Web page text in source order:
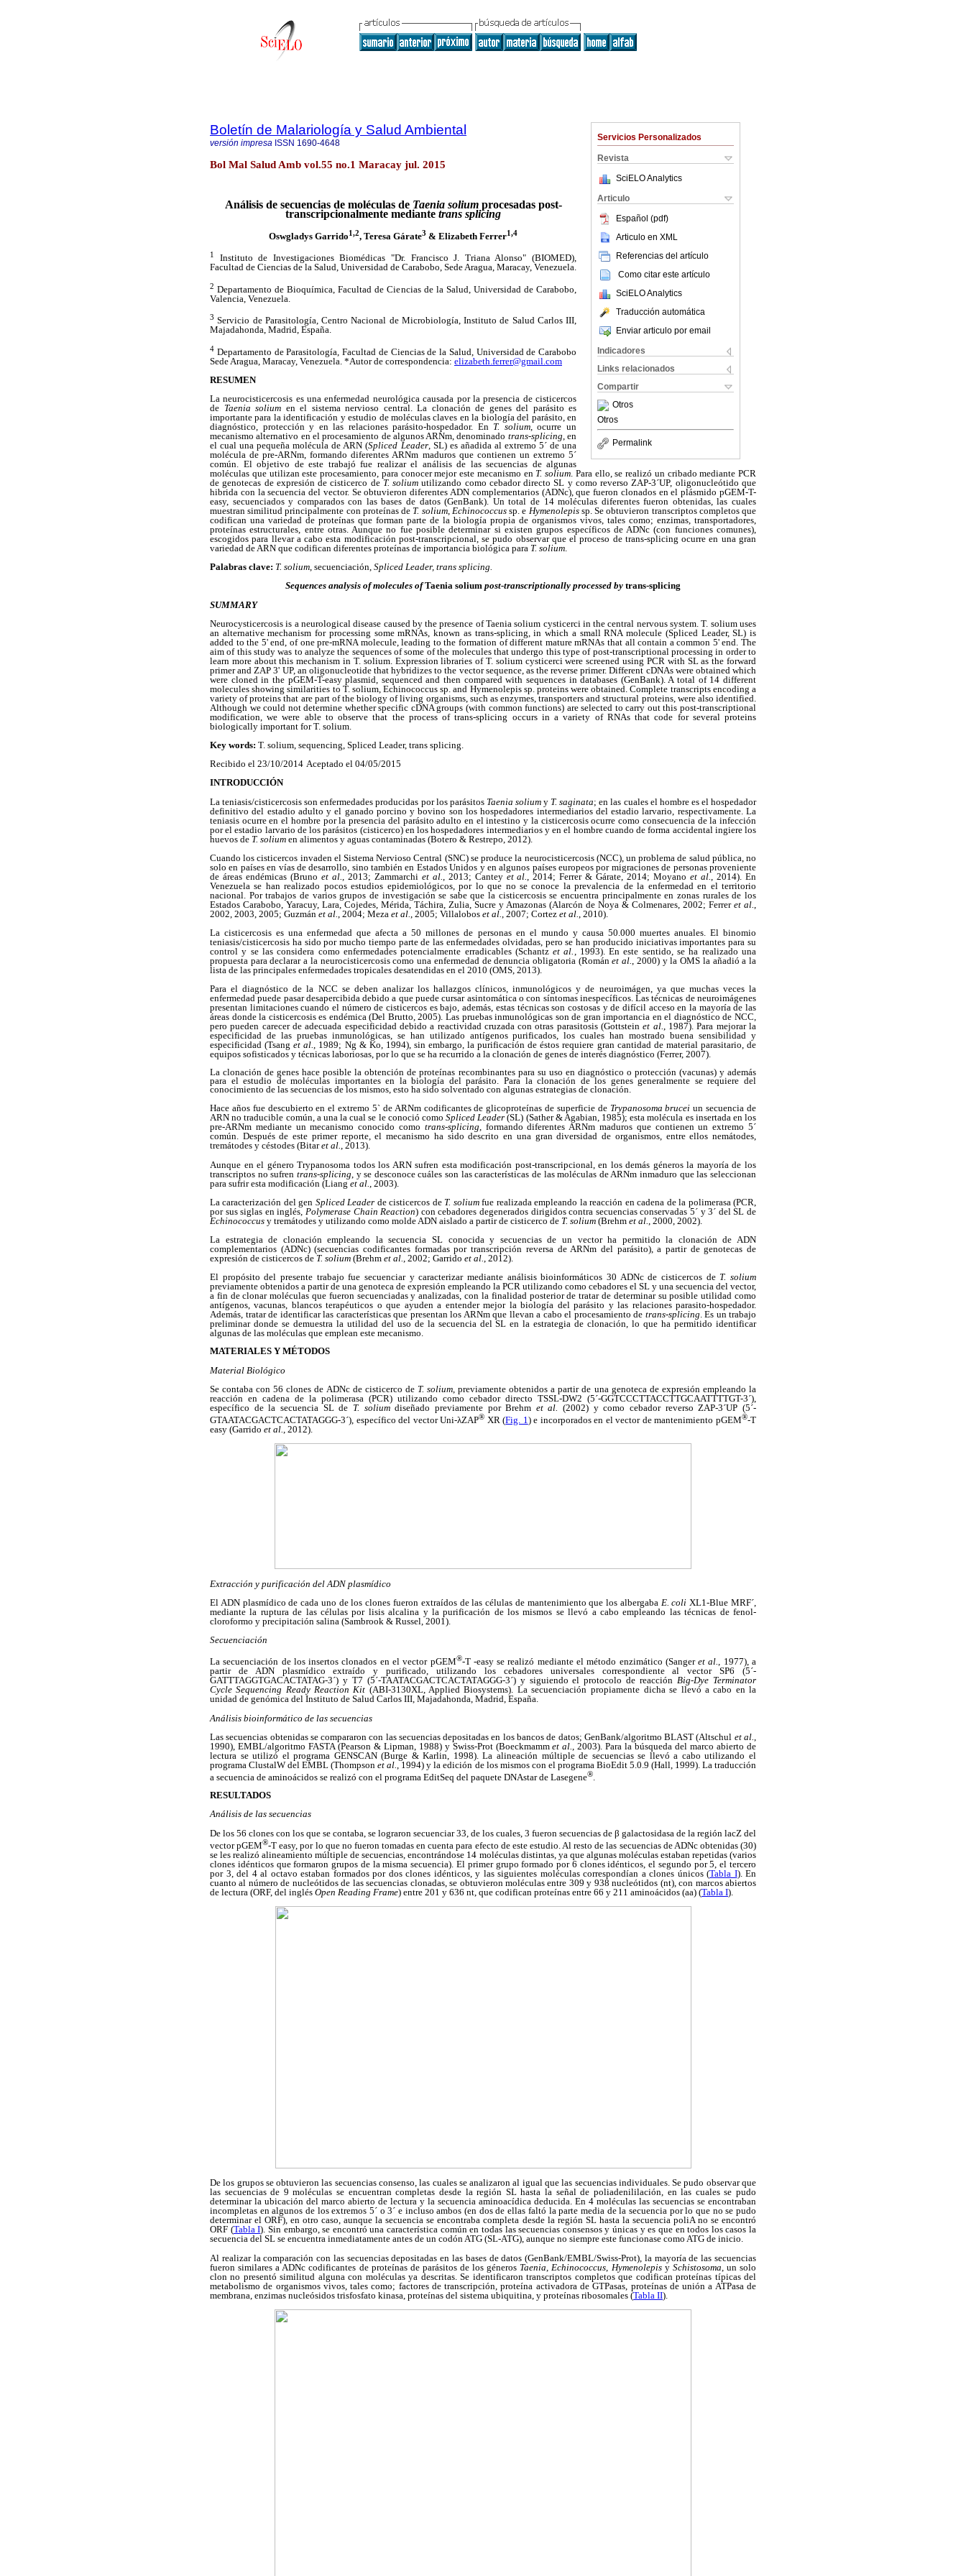
Servicios Personalizados
Revista
SciELO Analytics
Articulo
Español (pdf)
Articulo en XML
Referencias del artículo
Como citar este artículo
SciELO Analytics
Traducción automática
Enviar articulo por email
Indicadores
Links relacionados
Compartir
Otros
Otros
Permalink
Boletín de Malariología y Salud Ambiental
versión impresa ISSN 1690-4648
Bol Mal Salud Amb vol.55 no.1 Maracay jul. 2015
Análisis de secuencias de moléculas de Taenia solium procesadas post-
transcripcionalmente mediante trans splicing
Oswgladys Garrido1,2, Teresa Gárate3 & Elizabeth Ferrer1,4
1
Instituto de Investigaciones Biomédicas "Dr. Francisco J. Triana Alonso" (BIOMED),
Facultad de Ciencias de la Salud, Universidad de Carabobo, Sede Aragua, Maracay, Venezuela.
2 Departamento de Bioquímica, Facultad de Ciencias de la Salud, Universidad de Carabobo,
Valencia, Venezuela.
3 Servicio de Parasitología, Centro Nacional de Microbiología, Instituto de Salud Carlos III,
Majadahonda, Madrid, España.
4 Departamento de Parasitología, Facultad de Ciencias de la Salud, Universidad de Carabobo
Sede Aragua, Maracay, Venezuela. *Autor de correspondencia: elizabeth.ferrer@gmail.com
RESUMEN
La neurocisticercosis es una enfermedad neurológica causada por la presencia de cisticercos
de Taenia solium en el sistema nervioso central. La clonación de genes del parásito es
importante para la identificación y estudio de moléculas claves en la biología del parásito, en
diagnóstico, protección y en las relaciones parásito-hospedador. En T. solium, ocurre un
mecanismo alternativo en el procesamiento de algunos ARNm, denominado trans-splicing, en
el cual una pequeña molécula de ARN (Spliced Leader, SL) es añadida al extremo 5´ de una
molécula de pre-ARNm, formando diferentes ARNm maduros que contienen un extremo 5´
común. El objetivo de este trabajó fue realizar el análisis de las secuencias de algunas
moléculas que utilizan este procesamiento, para conocer mejor este mecanismo en T. solium. Para ello, se realizó un cribado mediante PCR
de genotecas de expresión de cisticerco de T. soliumutilizando como cebador directo SL y como reverso ZAP-3´UP, oligonucleótido que
hibrida con la secuencia del vector. Se obtuvieron diferentes ADN complementarios (ADNc), que fueron clonados en el plásmido pGEM-T-
easy, secuenciados y comparados con las bases de datos (GenBank). Un total de 14 moléculas diferentes fueron obtenidas, las cuales
muestran similitud principalmente con proteínas de T. solium, Echinococcussp. e Hymenolepis sp. Se obtuvieron transcriptos completos que
codifican una variedad de proteínas que forman parte de la biología propia de organismos vivos, tales como; enzimas, transportadores,
proteínas estructurales, entre otras. Aunque no fue posible determinar si existen grupos específicos de ADNc (con funciones comunes),
escogidos para llevar a cabo esta modificación post-transcripcional, se pudo observar que el proceso de trans-splicing ocurre en una gran
variedad de ARN que codifican diferentes proteínas de importancia biológica para T. solium.
Palabras clave: T. solium, secuenciación, Spliced Leader, trans splicing.
Sequences analysis of molecules ofTaenia solium post-transcriptionally processed by trans-splicing
SUMMARY
Neurocysticercosis is a neurological disease caused by the presence of Taenia solium cysticerci in the central nervous system. T. solium uses
an alternative mechanism for processing some mRNAs, known as trans-splicing, in which a small RNA molecule (Spliced Leader, SL) is
added to the 5' end, of one pre-mRNA molecule, leading to the formation of different mature mRNAs that all contain a common 5' end. The
aim of this study was to analyze the sequences of some of the molecules that undergo this type of post-transcriptional processing in order to
learn more about this mechanism in T. solium. Expression libraries of T. solium cysticerci were screened using PCR with SL as the forward
primer and ZAP 3' UP, an oligonucleotide that hybridizes to the vector sequence, as the reverse primer. Different cDNAs were obtained which
were cloned in the pGEM-T-easy plasmid, sequenced and then compared with sequences in databases (GenBank). A total of 14 different
molecules showing similarities to T. solium, Echinococcus sp. and Hymenolepis sp. proteins were obtained. Complete transcripts encoding a
variety of proteins that are part of the biology of living organisms, such as enzymes, transporters and structural proteins, were also identified.
Although we could not determine whether specific cDNA groups (with common functions) are selected to carry out this post-transcriptional
modification, we were able to observe that the process of trans-splicing occurs in a variety of RNAs that code for several proteins
biologically important for T. solium.
Key words: T. solium, sequencing, Spliced Leader, trans splicing.
Recibido el 23/10/2014 Aceptado el 04/05/2015
INTRODUCCIÓN
La teniasis/cisticercosis son enfermedades producidas por los parásitos Taenia soliumy T. saginata; en las cuales el hombre es el hospedador
definitivo del estadio adulto y el ganado porcino y bovino son los hospedadores intermediarios del estadio larvario, respectivamente. La
teniasis ocurre en el hombre por la presencia del parásito adulto en el intestino y la cisticercosis ocurre como consecuencia de la infección
por el estadio larvario de los parásitos (cisticerco) en los hospedadores intermediarios y en el hombre cuando de forma accidental ingiere los
huevos de T. solium en alimentos y aguas contaminadas (Botero & Restrepo, 2012).
Cuando los cisticercos invaden el Sistema Nervioso Central (SNC) se produce la neurocisticercosis (NCC), un problema de salud pública, no
solo en países en vías de desarrollo, sino también en Estados Unidos y en algunos países europeos por migraciones de personas proveniente
de áreas endémicas (Bruno et al. , 2013; Zammarchi et al. , 2013; Cantey et al. , 2014; Ferrer & Gárate, 2014; Moyanoet al., 2014). En
Venezuela se han realizado pocos estudios epidemiológicos, por lo que no se conoce la prevalencia de la enfermedad en el territorio
nacional. Por trabajos de varios grupos de investigación se sabe que la cisticercosis se encuentra principalmente en zonas rurales de los
Estados Carabobo, Yaracuy, Lara, Cojedes, Mérida, Táchira, Zulia, Sucre y Amazonas (Alarcón de Noya & Colmenares, 2002; Ferrer et al.
2002, 2003, 2005; Guzmán et al. , 2004; Meza et al. , 2005; Villalobos et al. , 2007; Cortez et al. , 2010).
La cisticercosis es una enfermedad que afecta a 50 millones de personas en el mundo y causa 50.000 muertes anuales. El binomio
teniasis/cisticercosis ha sido por mucho tiempo parte de las enfermedades olvidadas, pero se han producido iniciativas importantes para su
control y se las considera como enfermedades potencialmente erradicables (Schantzet al.
, 1993). En este sentido, se ha realizado una
propuesta para declarar a la neurocisticercosis como una enfermedad de denuncia obligatoria (Románet al.
, 2000) y la OMS la añadió a la
lista de las principales enfermedades tropicales desatendidas en el 2010 (OMS, 2013).
Para el diagnóstico de la NCC se deben analizar los hallazgos clínicos, inmunológicos y de neuroimágen, ya que muchas veces la
enfermedad puede pasar desapercibida debido a que puede cursar asintomática o con síntomas inespecíficos. Las técnicas de neuroimágenes
presentan limitaciones cuando el número de cisticercos es bajo, además, estas técnicas son costosas y de difícil acceso en la mayoría de las
áreas donde la cisticercosis es endémica (Del Brutto, 2005). Las pruebas inmunológicas son de gran importancia en el diagnóstico de NCC,
pero pueden carecer de adecuada especificidad debido a reactividad cruzada con otras parasitosis (Gottsteinet al., 1987). Para mejorar la
especificidad de las pruebas inmunológicas, se han utilizado antígenos purificados, los cuales han mostrado buena sensibilidad y
especificidad (Tsanget al., 1989; Ng & Ko, 1994), sin embargo, la purificación de éstos requiere gran cantidad de material parasitario, de
equipos sofisticados y técnicas laboriosas, por lo que se ha recurrido a la clonación de genes de interés diagnóstico (Ferrer, 2007).
La clonación de genes hace posible la obtención de proteínas recombinantes para su uso en diagnóstico o protección (vacunas) y además
para el estudio de moléculas importantes en la biología del parásito. Para la clonación de los genes generalmente se requiere del
conocimiento de las secuencias de los mismos, esto ha sido solventado con algunas estrategias de clonación.
Hace años fue descubierto en el extremo 5` de ARNm codificantes de glicoproteínas de superficie de Trypanosoma bruceiun secuencia de
ARN no traducible común, a una la cual se le conoció como Spliced Leader(SL) (Sather & Agabian, 1985); esta molécula es insertada en los
pre-ARNm mediante un mecanismo conocido como trans-splicing, formando diferentes ARNm maduros que contienen un extremo 5´
común. Después de este primer reporte, el mecanismo ha sido descrito en una gran diversidad de organismos, entre ellos nemátodes,
tremátodes y céstodes (Bitaret al., 2013).
Aunque en el género Trypanosoma todos los ARN sufren esta modificación post-transcripcional, en los demás géneros la mayoría de los
transcriptos no sufren trans-splicing , y se desconoce cuáles son las características de las moléculas de ARNm inmaduro que las seleccionan
para sufrir esta modificación (Lianget al. , 2003).
La caracterización del gen Spliced Leader de cisticercos de T. soliumfue realizada empleando la reacción en cadena de la polimerasa (PCR,
por sus siglas en inglés, Polymerase Chain Reaction) con cebadores degenerados dirigidos contra secuencias conservadas 5´ y 3´ del SL de
Echinococcus y tremátodes y utilizando como molde ADN aislado a partir de cisticerco de T. solium (Brehm et al. , 2000, 2002).
La estrategia de clonación empleando la secuencia SL conocida y secuencias de un vector ha permitido la clonación de ADN
complementarios (ADNc) (secuencias codificantes formadas por transcripción reversa de ARNm del parásito), a partir de genotecas de
expresión de cisticercos de T. solium (Brehm et al., 2002; Garrido et al., 2012).
El propósito del presente trabajo fue secuenciar y caracterizar mediante análisis bioinformáticos 30 ADNc de cisticercos de T. solium
previamente obtenidos a partir de una genoteca de expresión empleando la PCR utilizando como cebadores el SL y una secuencia del vector,
a fin de clonar moléculas que fueron secuenciadas y analizadas, con la finalidad posterior de tratar de determinar su posible utilidad como
antígenos, vacunas, blancos terapéuticos o que ayuden a entender mejor la biología del parásito y las relaciones parasito-hospedador.
Además, tratar de identificar las características que presentan los ARNm que llevan a cabo el procesamiento de trans-splicing. Es un trabajo
preliminar donde se demuestra la utilidad del uso de la secuencia del SL en la estrategia de clonación, lo que ha permitido identificar
algunas de las moléculas que emplean este mecanismo.
MATERIALES Y MÉTODOS
Material Biológico
Se contaba con 56 clones de ADNc de cisticerco de T. solium , previamente obtenidos a partir de una genoteca de expresión empleando la
reacción en cadena de la polimerasa (PCR) utilizando como cebador directo TSSL-DW2 (5´-GGTCCCTTACCTTGCAATTTTGT-3´),
específico de la secuencia SL de T. soliumdiseñado previamente por Brehm et al.(2002) y como cebador reverso ZAP-3´UP (5´-
GTAATACGACTCACTATAGGG-3´), específico del vector Uni-λZAP® XR (Fig. 1) e incorporados en el vector de mantenimiento pGEM®-T
easy (Garrido et al., 2012).
Extracción y purificación del ADN plasmídico
El ADN plasmídico de cada uno de los clones fueron extraídos de las células de mantenimiento que los albergaba E. coliXL1-Blue MRF´,
mediante la ruptura de las células por lisis alcalina y la purificación de los mismos se llevó a cabo empleando las técnicas de fenol-
cloroformo y precipitación salina (Sambrook & Russel, 2001).
Secuenciación
La secuenciación de los insertos clonados en el vector pGEM®-T -easy se realizó mediante el método enzimático (Sangeret al., 1977), a
partir de ADN plasmídico extraído y purificado, utilizando los cebadores universales correspondiente al vector SP6 (5´-
GATTTAGGTGACACTATAG-3´) y T7 (5´-TAATACGACTCACTATAGGG-3´) y siguiendo el protocolo de reacciónBig-Dye Terminator
Cycle Sequencing Ready Reaction Kit (ABI-3130XL, Applied Biosystems). La secuenciación propiamente dicha se llevó a cabo en la
unidad de genómica del Instituto de Salud Carlos III, Majadahonda, Madrid, España.
Análisis bioinformático de las secuencias
Las secuencias obtenidas se compararon con las secuencias depositadas en los bancos de datos; GenBank/algoritmo BLAST (Altschul et al.
1990), EMBL/algoritmo FASTA (Pearson & Lipman, 1988) y Swiss-Prot (Boeckmammet al.
, 2003). Para la búsqueda del marco abierto de
lectura se utilizó el programa GENSCAN (Burge & Karlin, 1998). La alineación múltiple de secuencias se llevó a cabo utilizando el
programa ClustalW del EMBL (Thompsonet al.
, 1994) y la edición de los mismos con el programa BioEdit 5.0.9 (Hall, 1999). La traducción
a secuencia de aminoácidos se realizó con el programa EditSeq del paquete DNAstar de Lasegene®.
RESULTADOS
Análisis de las secuencias
De los 56 clones con los que se contaba, se lograron secuenciar 33, de los cuales, 3 fueron secuencias de β galactosidasa de la región lacZ del
vector pGEM®-T easy, por lo que no fueron tomadas en cuenta para efecto de este estudio. Al resto de las secuencias de ADNc obtenidas (30)
se les realizó alineamiento múltiple de secuencias, encontrándose 14 moléculas distintas, ya que algunas moléculas estaban repetidas (varios
clones idénticos que formaron grupos de la misma secuencia). El primer grupo formado por 6 clones idénticos, el segundo por 5, el tercero
por 3, del 4 al octavo estaban formados por dos clones idénticos, y las siguientes moléculas correspondían a clones únicos (Tabla I). En
cuanto al número de nucleótidos de las secuencias clonadas, se obtuvieron moléculas entre 309 y 938 nucleótidos (nt), con marcos abiertos
de lectura (ORF, del inglés Open Reading Frame) entre 201 y 636 nt, que codifican proteínas entre 66 y 211 aminoácidos (aa) (Tabla I).
De los grupos se obtuvieron las secuencias consenso, las cuales se analizaron al igual que las secuencias individuales. Se pudo observar que
las secuencias de 9 moléculas se encuentran completas desde la región SL hasta la señal de poliadenililación, en las cuales se pudo
determinar la ubicación del marco abierto de lectura y la secuencia aminoacídica deducida. En 4 moléculas las secuencias se encontraban
incompletas en algunos de los extremos 5´ o 3´ e incluso ambos (en dos de ellas faltó la parte media de la secuencia por lo que no se pudo
determinar el ORF), en otro caso, aunque la secuencia se encontraba completa desde la región SL hasta la secuencia poliA no se encontró
ORF (Tabla I). Sin embargo, se encontró una característica común en todas las secuencias consensos y únicas y es que en todos los casos la
secuencia del SL se encuentra inmediatamente antes de un codón ATG (SL-ATG), aunque no siempre este funcionase como ATG de inicio.
Al realizar la comparación con las secuencias depositadas en las bases de datos (GenBank/EMBL/Swiss-Prot), la mayoría de las secuencias
fueron similares a ADNc codificantes de proteínas de parásitos de los géneros Taenia Echinococcus Hymenolepis y Schistosoma , un solo
clon no presentó similitud alguna con moléculas ya descritas. Se identificaron transcriptos completos que codifican proteínas típicas del
metabolismo de organismos vivos, tales como; factores de transcripción, proteína activadora de GTPasas, proteínas de unión a ATPasa de
membrana, enzimas nucleósidos trisfosfato kinasa, proteínas del sistema ubiquitina, y proteínas ribosomales (Tabla II).